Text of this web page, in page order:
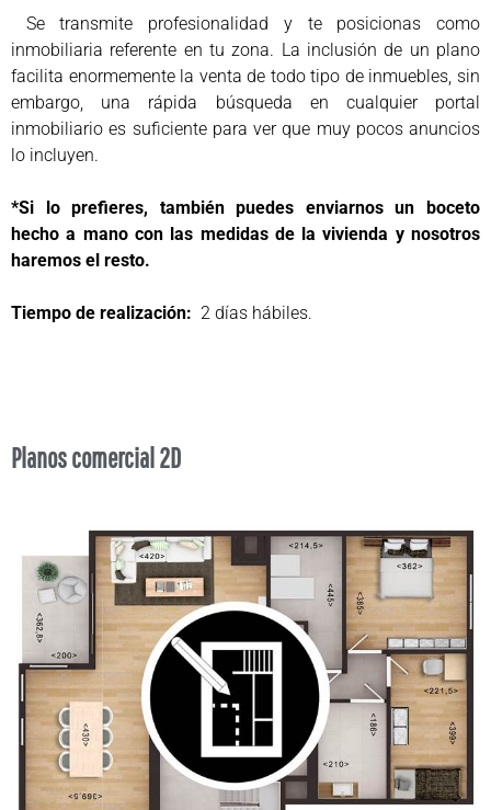
Se transmite profesionalidad y te posicionas como
inmobiliaria referente en tu zona. La inclusión de un plano
facilita enormemente la venta de todo tipo de inmuebles, sin
embargo, una rápida búsqueda en cualquier portal
inmobiliario es suficiente para ver que muy pocos anuncios
lo incluyen.
*Si lo prefieres, también puedes enviarnos un boceto
hecho a mano con las medidas de la vivienda y nosotros
haremos el resto.
Tiempo de realización: 2 días hábiles.
Planos comercial 2D